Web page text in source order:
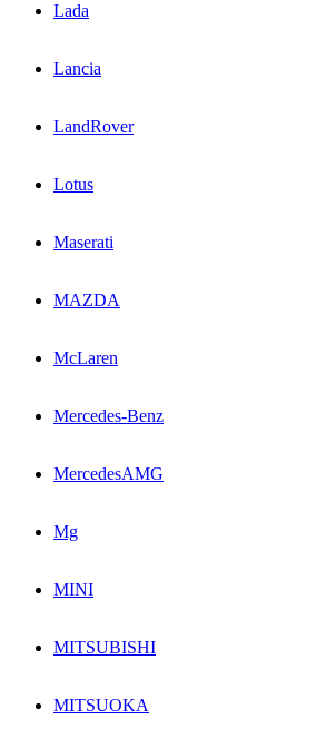
Lada
Lancia
LandRover
Lotus
Maserati
MAZDA
McLaren
Mercedes-Benz
MercedesAMG
Mg
MINI
MITSUBISHI
MITSUOKA